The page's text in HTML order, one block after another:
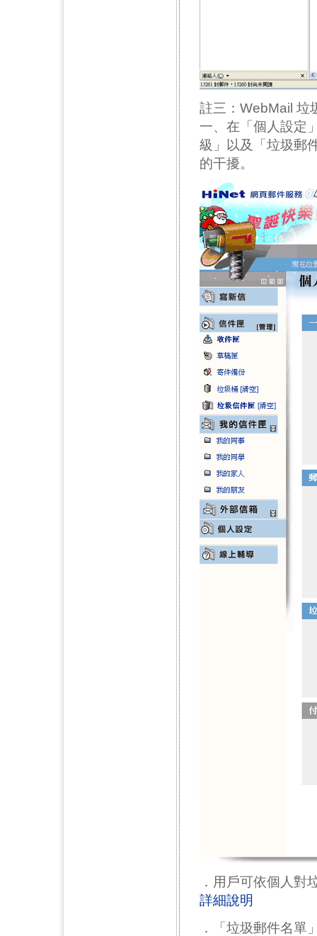
註三：WebMail 垃
一、在「個人設定
級」以及「垃圾郵
的干擾。
．用戶可依個人對
詳細說明
．「垃圾郵件名單